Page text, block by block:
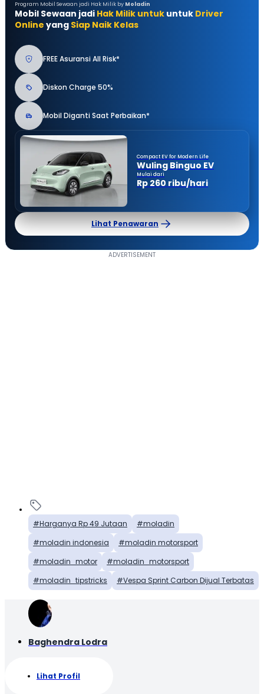
Program Mobil Sewaan jadi Hak Milik by Moladin
Mobil Sewaan jadi Hak Milik untuk untuk Driver
Online yang Siap Naik Kelas
FREE Asuransi All Risk*
Diskon Charge 50%
Mobil Diganti Saat Perbaikan*
Compact EV for Modern Life
Wuling Binguo EV
Mulai dari
Rp 260 ribu/hari
Lihat Penawaran
Harganya Rp 49 Jutaan
moladin
moladin indonesia
moladin motorsport
moladin_motor
moladin_motorsport
moladin_tipstricks
Vespa Sprint Carbon Dijual Terbatas
Baghendra Lodra
Lihat Profil